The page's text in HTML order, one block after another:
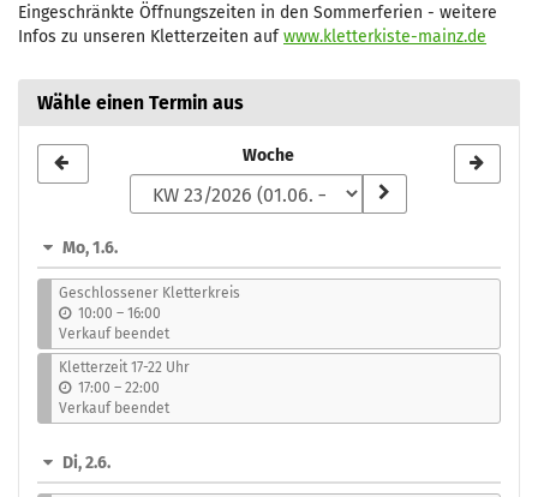
Eingeschränkte Öffnungszeiten in den Sommerferien - weitere
Infos zu unseren Kletterzeiten aufwww.kletterkiste-mainz.de
Wähle einen Termin aus
zur
auswählen
Woche
Mo, 1.6.
Geschlossener Kletterkreis
10:00 –b
i
s
16:00
Verkauf beendet
Kletterzeit 17-22 Uhr
17:00 –b
i
s
22:00
Verkauf beendet
Di, 2.6.